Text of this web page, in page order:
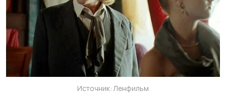
Источник: Ленфильм